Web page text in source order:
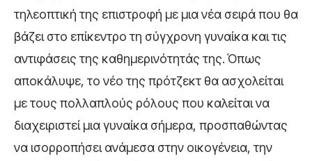
τηλεοπτική της επιστροφή με μια νέα σειρά που θα
βάζει στο επίκεντρο τη σύγχρονη γυναίκα και τις
αντιφάσεις της καθημερινότητάς της. Όπως
αποκάλυψε, το νέο της πρότζεκτ θα ασχολείται
με τους πολλαπλούς ρόλους που καλείται να
διαχειριστεί μια γυναίκα σήμερα, προσπαθώντας
να ισορροπήσει ανάμεσα στην οικογένεια, την